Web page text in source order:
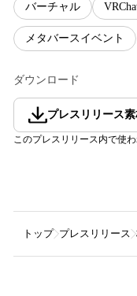
バーチャル
メタバースイベント
ダウンロード
プレスリリース
このプレスリリース内で使
トップ プレスリリース